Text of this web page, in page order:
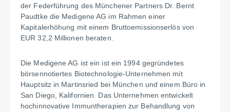
der Federführung des Münchener Partners Dr. Bernt
Paudtke die Medigene AG im Rahmen einer
Kapitalerhöhung mit einem Bruttoemissionserlös von
EUR 32,2 Millionen beraten.
Die Medigene AG ist ein ist ein 1994 gegründetes
börsennotiertes Biotechnologie-Unternehmen mit
Hauptsitz in Martinsried bei München und einem Büro in
San Diego, Kalifornien. Das Unternehmen entwickelt
hochinnovative Immuntherapien zur Behandlung von